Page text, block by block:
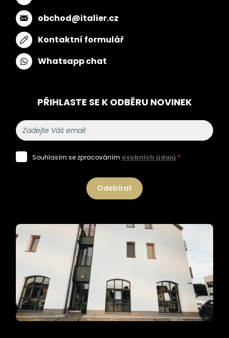
obchod@italier.cz
Kontaktní formulář
Whatsapp chat
PŘIHLASTE SE K ODBĚRU NOVINEK
Souhlasím se zpracováním osobních údajů *
Odebírat